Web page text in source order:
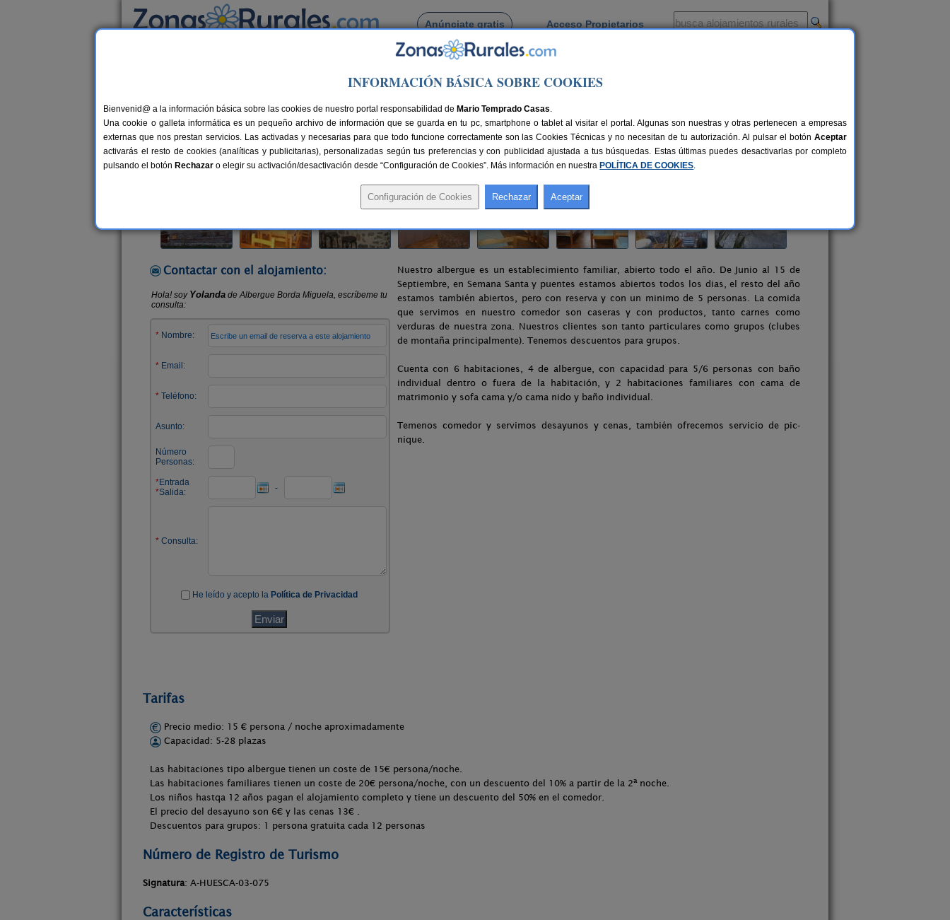
Anúnciate gratis Acceso Propietarios
Busca por pueblo
> Albergue Borda Miguela
Albergue Borda Miguela
Albergue en Saravillo (Huesca)
Alquiler por habitaciones 5-28 plazas 140 km de Huesca Compartir:
Contactar con el alojamiento:
Nuestro albergue es un establecimiento familiar, abierto todo el año. De Junio al 15 de
Septiembre, en Semana Santa y puentes estamos abiertos todos los dias, el resto del año
estamos también abiertos, pero con reserva y con un minimo de 5 personas. La comida
que servimos en nuestro comedor son caseras y con productos, tanto carnes como
verduras de nuestra zona. Nuestros clientes son tanto particulares como grupos (clubes
de montaña principalmente). Tenemos descuentos para grupos.
Cuenta con 6 habitaciones, 4 de albergue, con capacidad para 5/6 personas con baño
individual dentro o fuera de la habitación, y 2 habitaciones familiares con cama de
matrimonio y sofa cama y/o cama nido y baño individual.
Temenos comedor y servimos desayunos y cenas, también ofrecemos servicio de pic-
nique.
Tarifas
Precio medio: 15 € persona / noche aproximadamente
Capacidad: 5-28 plazas
Las habitaciones tipo albergue tienen un coste de 15€ persona/noche.
Las habitaciones familiares tienen un coste de 20€ persona/noche, con un descuento del 10% a partir de la 2ª noche.
Los niños hastqa 12 años pagan el alojamiento completo y tiene un descuento del 50% en el comedor.
El precio del desayuno son 6€ y las cenas 13€ .
Descuentos para grupos: 1 persona gratuita cada 12 personas
Número de Registro de Turismo
Signatura: A-HUESCA-03-075
Características
INFORMACIÓN BÁSICA SOBRE COOKIES
Bienvenid@ a la información básica sobre las cookies de nuestro portal responsabilidad de Mario Temprado Casas.
Una cookie o galleta informática es un pequeño archivo de información que se guarda en tu pc, smartphone o tablet al visitar el portal. Algunas son nuestras y otras pertenecen a empresas
externas que nos prestan servicios. Las activadas y necesarias para que todo funcione correctamente son las Cookies Técnicas y no necesitan de tu autorización. Al pulsar el botón Aceptar
activarás el resto de cookies (analíticas y publicitarias), personalizadas según tus preferencias y con publicidad ajustada a tus búsquedas. Estas últimas puedes desactivarlas por completo
pulsando el botón Rechazar o elegir su activación/desactivación desde “Configuración de Cookies”. Más información en nuestra POLÍTICA DE COOKIES.